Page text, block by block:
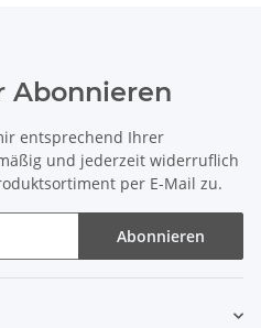
Abonnieren
entsprechend Ihrer
und jederzeit widerruflich
per E-Mail zu.
Abonnieren